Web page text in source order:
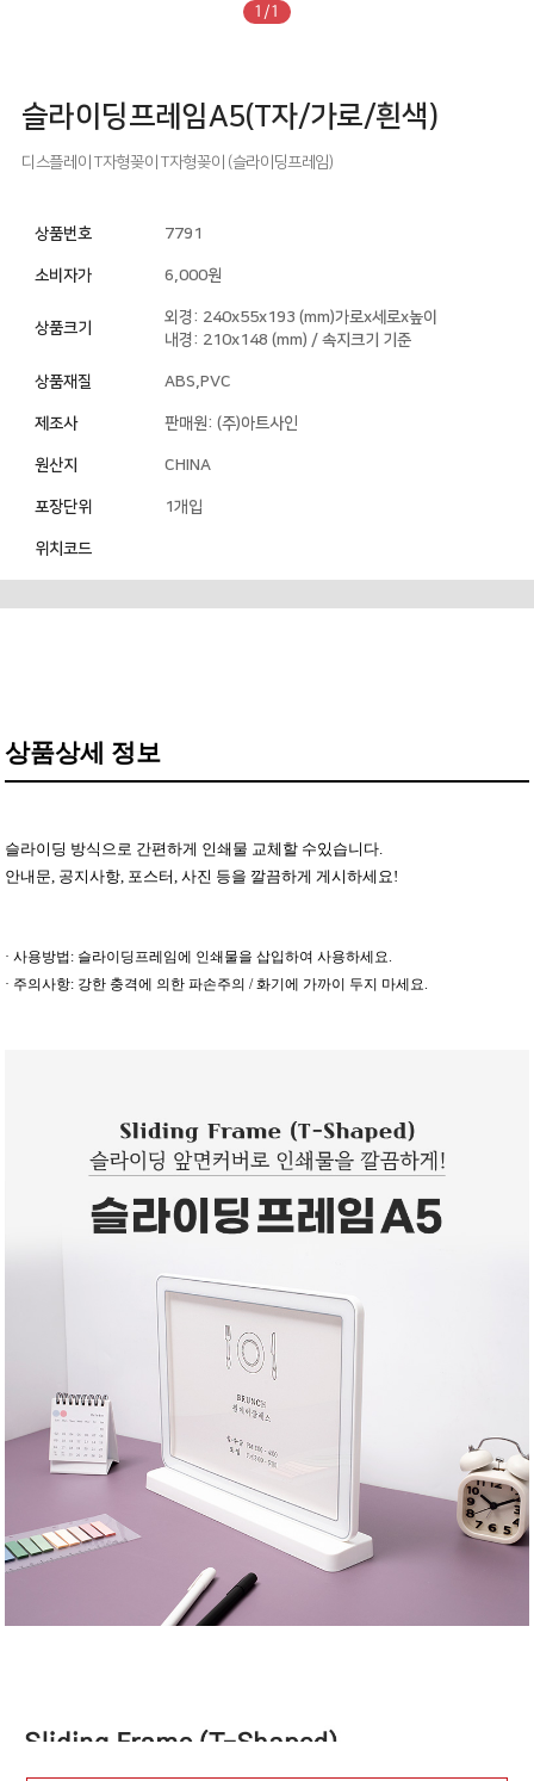
1/1
슬라이딩프레임A5(T자/가로/흰색)
디스플레이 T자형꽂이 T자형꽂이 (슬라이딩프레임)
상품번호 7791
소비자가 6,000원
상품크기
외경: 240x55x193 (mm)가로x세로x높이
내경: 210x148 (mm) / 속지크기 기준
상품재질 ABS,PVC
제조사 판매원: (주)아트사인
원산지 CHINA
포장단위 1개입
위치코드
상품상세 정보
슬라이딩 방식으로 간편하게 인쇄물 교체할 수있습니다.
안내문, 공지사항, 포스터, 사진 등을 깔끔하게 게시하세요!
· 사용방법: 슬라이딩프레임에 인쇄물을 삽입하여 사용하세요.
· 주의사항: 강한 충격에 의한 파손주의 / 화기에 가까이 두지 마세요.